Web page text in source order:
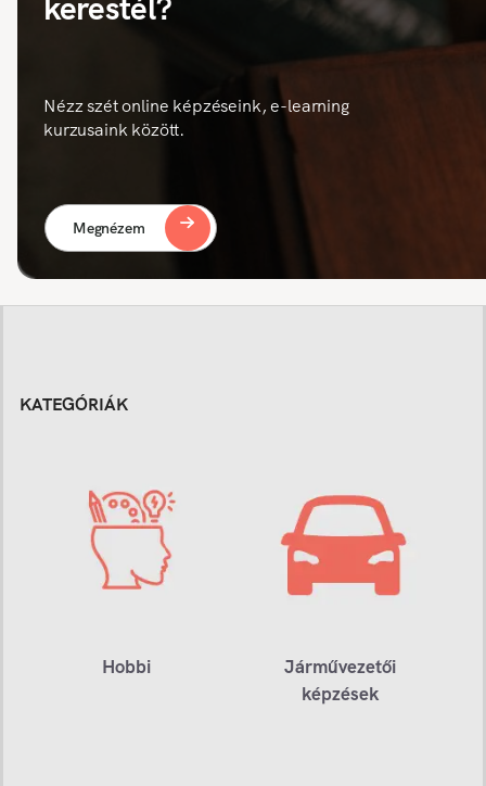
Nézz szét online képzéseink, e-learning
kurzusaink között.
Megnézem
KATEGÓRIÁK
Hobbi
Járművezetői
képzések